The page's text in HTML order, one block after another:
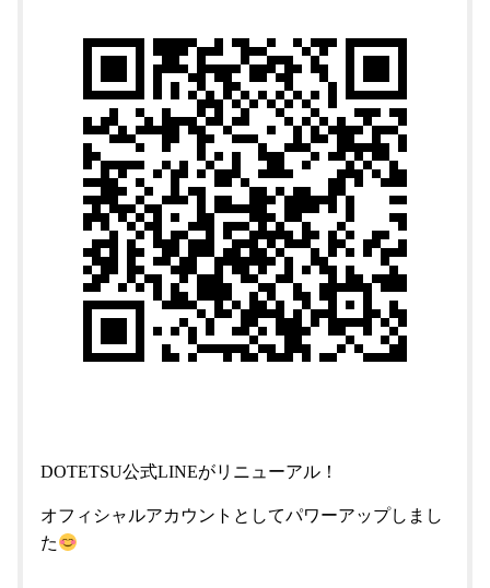
DOTETSU公式LINEがリニューアル！
オフィシャルアカウントとしてパワーアップしまし
た